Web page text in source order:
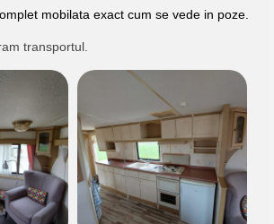
mobilata exact cum se vede in poze.
transportul.